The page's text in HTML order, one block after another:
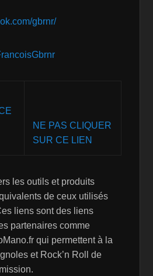
gbrnr/
NE PAS CLIQUER
SUR CE LIEN
les outils et produits
de ceux utilisés
liens sont des liens
partenaires comme
qui permettent à la
et Rock’n Roll de